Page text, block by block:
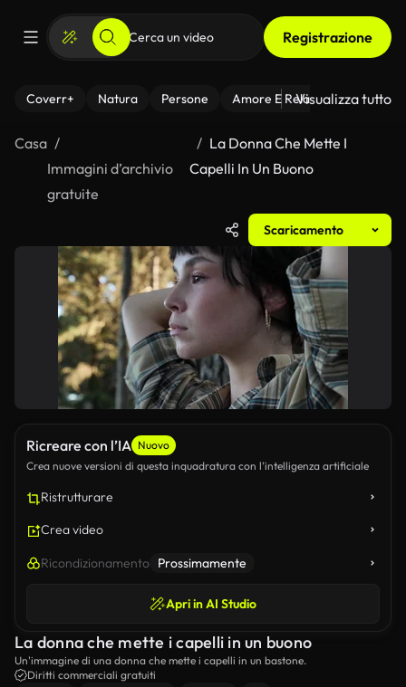
Registrazione
Coverr+ Natura Persone Amore E Relazioni Il
Visualizza tutto
Casa
Immagini d’archivio
gratuite
La Donna Che Mette I
Capelli In Un Buono
Scaricamento
Ricreare con l’IA Nuovo
Crea nuove versioni di questa inquadratura con l’intelligenza artificiale
Ristrutturare
Crea video
Ricondizionamento Prossimamente
Apri in AI Studio
La donna che mette i capelli in un buono
Un'immagine di una donna che mette i capelli in un bastone.
Diritti commerciali gratuiti